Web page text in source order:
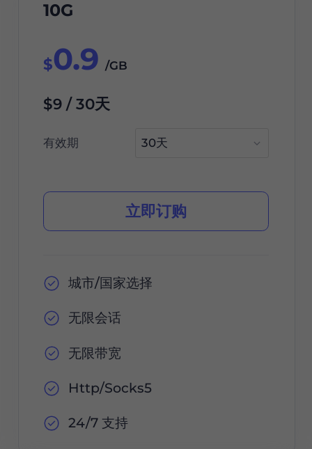
10G
$0.9 /GB
$9 / 30天
有效期
立即订购
城市/国家选择
无限会话
无限带宽
Http/Socks5
24/7 支持